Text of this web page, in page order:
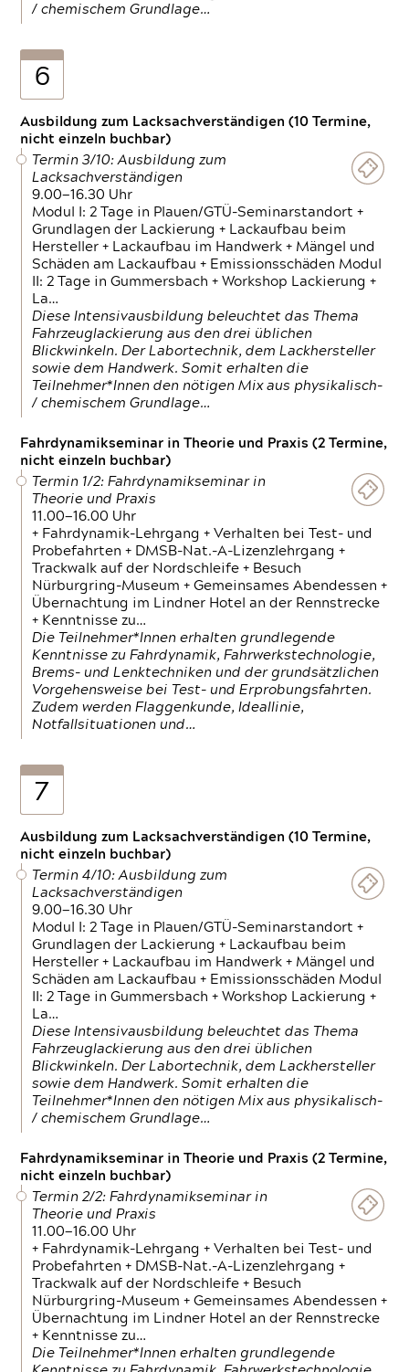
/ chemischem Grundlage…
6
Ausbildung zum Lacksachverständigen (10 Termine,
nicht einzeln buchbar)
Termin 3/10: Ausbildung zum
Lacksachverständigen
9.00—16.30 Uhr
Modul I: 2 Tage in Plauen/GTÜ-Seminarstandort +
Grundlagen der Lackierung + Lackaufbau beim
Hersteller + Lackaufbau im Handwerk + Mängel und
Schäden am Lackaufbau + Emissionsschäden Modul
II: 2 Tage in Gummersbach + Workshop Lackierung +
La…
Diese Intensivausbildung beleuchtet das Thema
Fahrzeuglackierung aus den drei üblichen
Blickwinkeln. Der Labortechnik, dem Lackhersteller
sowie dem Handwerk. Somit erhalten die
Teilnehmer*Innen den nötigen Mix aus physikalisch-
/ chemischem Grundlage…
Fahrdynamikseminar in Theorie und Praxis (2 Termine,
nicht einzeln buchbar)
Termin 1/2: Fahrdynamikseminar in
Theorie und Praxis
11.00—16.00 Uhr
+ Fahrdynamik-Lehrgang + Verhalten bei Test- und
Probefahrten + DMSB-Nat.-A-Lizenzlehrgang +
Trackwalk auf der Nordschleife + Besuch
Nürburgring-Museum + Gemeinsames Abendessen +
Übernachtung im Lindner Hotel an der Rennstrecke
+ Kenntnisse zu…
Die Teilnehmer*Innen erhalten grundlegende
Kenntnisse zu Fahrdynamik, Fahrwerkstechnologie,
Brems- und Lenktechniken und der grundsätzlichen
Vorgehensweise bei Test- und Erprobungsfahrten.
Zudem werden Flaggenkunde, Ideallinie,
Notfallsituationen und…
7
Ausbildung zum Lacksachverständigen (10 Termine,
nicht einzeln buchbar)
Termin 4/10: Ausbildung zum
Lacksachverständigen
9.00—16.30 Uhr
Modul I: 2 Tage in Plauen/GTÜ-Seminarstandort +
Grundlagen der Lackierung + Lackaufbau beim
Hersteller + Lackaufbau im Handwerk + Mängel und
Schäden am Lackaufbau + Emissionsschäden Modul
II: 2 Tage in Gummersbach + Workshop Lackierung +
La…
Diese Intensivausbildung beleuchtet das Thema
Fahrzeuglackierung aus den drei üblichen
Blickwinkeln. Der Labortechnik, dem Lackhersteller
sowie dem Handwerk. Somit erhalten die
Teilnehmer*Innen den nötigen Mix aus physikalisch-
/ chemischem Grundlage…
Fahrdynamikseminar in Theorie und Praxis (2 Termine,
nicht einzeln buchbar)
Termin 2/2: Fahrdynamikseminar in
Theorie und Praxis
11.00—16.00 Uhr
+ Fahrdynamik-Lehrgang + Verhalten bei Test- und
Probefahrten + DMSB-Nat.-A-Lizenzlehrgang +
Trackwalk auf der Nordschleife + Besuch
Nürburgring-Museum + Gemeinsames Abendessen +
Übernachtung im Lindner Hotel an der Rennstrecke
+ Kenntnisse zu…
Die Teilnehmer*Innen erhalten grundlegende